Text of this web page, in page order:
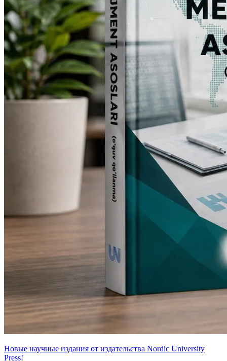
Новые научные издания от издательства Nordic University
Press!